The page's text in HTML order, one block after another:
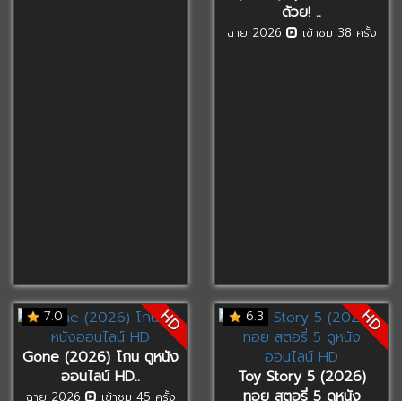
ด้วย! ..
ฉาย 2026 เข้าชม 38 ครั้ง
7.0 HD
Gone (2026) โกน ดูหนัง
ออนไลน์ HD..
ฉาย 2026 เข้าชม 45 ครั้ง
6.3 HD
Toy Story 5 (2026)
ทอย สตอรี่ 5 ดูหนัง